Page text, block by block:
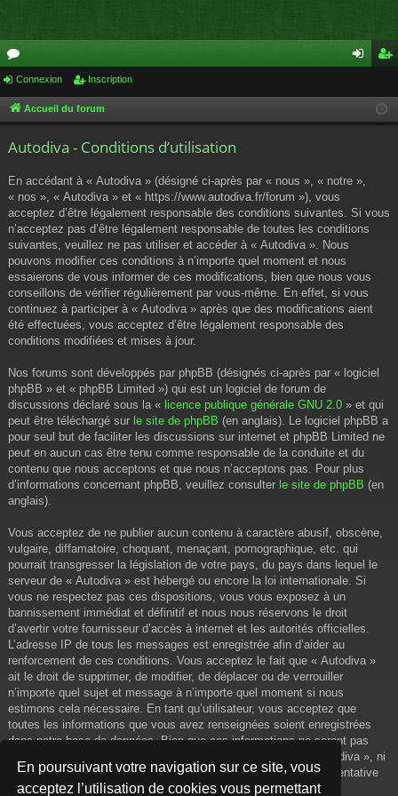
En poursuivant votre navigation sur ce site, vous
acceptez l’utilisation de cookies vous permettant
or
u cri
Connexion Inscription
Accueil du forum
Autodiva - Conditions d’utilisation
En accédant à « Autodiva » (désigné ci-après par « nous », « notre »,
« nos », « Autodiva » et « https://www.autodiva.fr/forum »), vous
acceptez d’être légalement responsable des conditions suivantes. Si vous
n’acceptez pas d’être légalement responsable de toutes les conditions
suivantes, veuillez ne pas utiliser et accéder à « Autodiva ». Nous
pouvons modifier ces conditions à n’importe quel moment et nous
essaierons de vous informer de ces modifications, bien que nous vous
conseillons de vérifier régulièrement par vous-même. En effet, si vous
continuez à participer à « Autodiva » après que des modifications aient
été effectuées, vous acceptez d’être légalement responsable des
conditions modifiées et mises à jour.
Nos forums sont développés par phpBB (désignés ci-après par « logiciel
phpBB » et « phpBB Limited ») qui est un logiciel de forum de
discussions déclaré sous la « licence publique générale GNU 2.0 » et qui
peut être téléchargé sur le site de phpBB (en anglais). Le logiciel phpBB a
pour seul but de faciliter les discussions sur internet et phpBB Limited ne
peut en aucun cas être tenu comme responsable de la conduite et du
contenu que nous acceptons et que nous n’acceptons pas. Pour plus
d’informations concernant phpBB, veuillez consulter le site de phpBB (en
anglais).
Vous acceptez de ne publier aucun contenu à caractère abusif, obscène,
vulgaire, diffamatoire, choquant, menaçant, pornographique, etc. qui
pourrait transgresser la législation de votre pays, du pays dans lequel le
serveur de « Autodiva » est hébergé ou encore la loi internationale. Si
vous ne respectez pas ces dispositions, vous vous exposez à un
bannissement immédiat et définitif et nous nous réservons le droit
d’avertir votre fournisseur d’accès à internet et les autorités officielles.
L’adresse IP de tous les messages est enregistrée afin d’aider au
renforcement de ces conditions. Vous acceptez le fait que « Autodiva »
ait le droit de supprimer, de modifier, de déplacer ou de verrouiller
n’importe quel sujet et message à n’importe quel moment si nous
estimons cela nécessaire. En tant qu’utilisateur, vous acceptez que
toutes les informations que vous avez renseignées soient enregistrées
dans notre base de données. Bien que ces informations ne seront pas
diffusées à une tierce partie sans votre consentement, ni « Autodiva », ni
phpBB, ne pourront être tenus comme responsables en cas de tentative
de piratage informatique visant à compromettre vos données.